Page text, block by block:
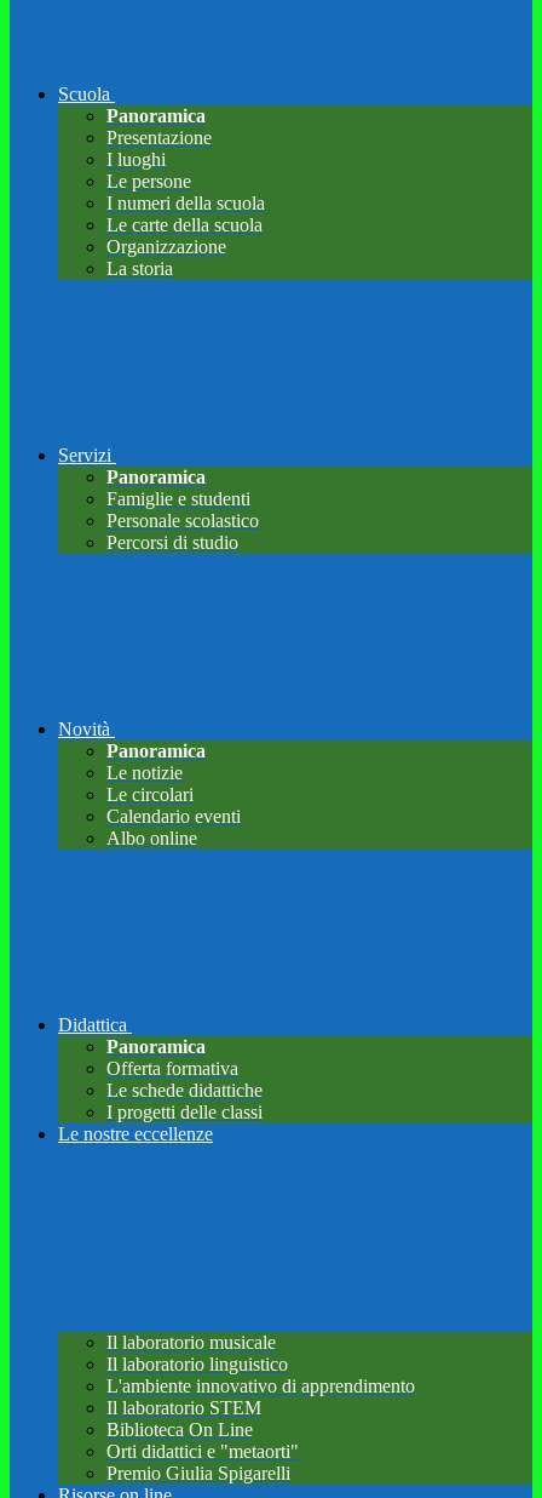
Scuola
Panoramica
Presentazione
I luoghi
Le persone
I numeri della scuola
Le carte della scuola
Organizzazione
La storia
Servizi
Panoramica
Famiglie e studenti
Personale scolastico
Percorsi di studio
Novità
Panoramica
Le notizie
Le circolari
Calendario eventi
Albo online
Didattica
Panoramica
Offerta formativa
Le schede didattiche
I progetti delle classi
Le nostre eccellenze
Il laboratorio musicale
Il laboratorio linguistico
L'ambiente innovativo di apprendimento
Il laboratorio STEM
Biblioteca On Line
Orti didattici e "metaorti"
Premio Giulia Spigarelli